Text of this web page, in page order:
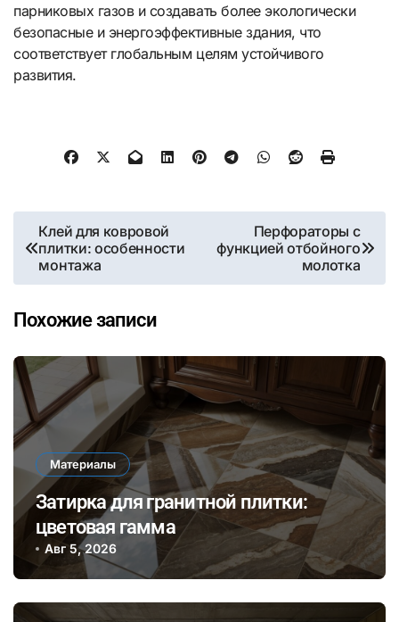
парниковых газов и создавать более экологически
безопасные и энергоэффективные здания, что
соответствует глобальным целям устойчивого
развития.
Навигация
по
записям
Клей для ковровой
плитки: особенности
монтажа
Перфораторы с
функцией отбойного
молотка
Похожие записи
Материалы
Затирка для гранитной плитки:
цветовая гамма
Авг 5, 2026